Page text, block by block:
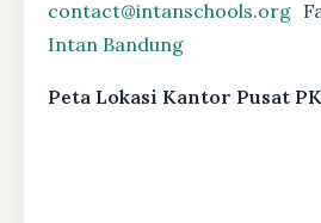
contact@intanschools.org
Intan Bandung
Peta Lokasi Kantor Pusat